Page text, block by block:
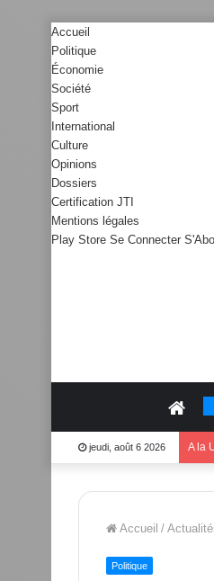
Accueil
Politique
Économie
Société
Sport
International
Culture
Opinions
Dossiers
Certification JTI
Mentions légales
Play Store Se Connecter
jeudi, août 6 2026 A la
Accueil /
Politique